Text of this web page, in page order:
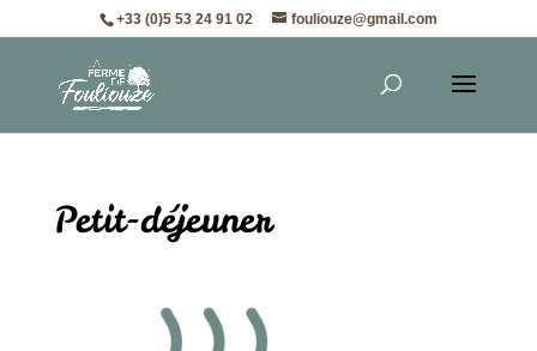
+33 (0)5 53 24 91 02 fouliouze@gmail.com
Petit-déjeuner